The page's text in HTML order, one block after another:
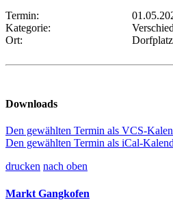
Termin:
Kategorie:
Ort:
Downloads
Den gewählten Termin als VCS-
Den gewählten Termin als iCal-
drucken nach oben
Markt Gangkofen